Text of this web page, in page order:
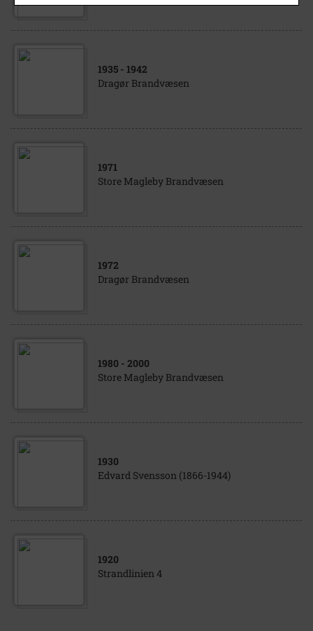
1935 - 1942
Dragør Brandvæsen
1971
Store Magleby Brandvæsen
1972
Dragør Brandvæsen
1980 - 2000
Store Magleby Brandvæsen
1930
Edvard Svensson (1866-1944)
1920
Strandlinien 4